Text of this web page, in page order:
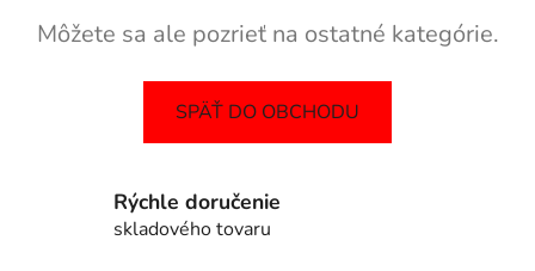
Môžete sa ale pozrieť na ostatné kategórie.
SPÄŤ DO OBCHODU
Rýchle doručenie
skladového tovaru